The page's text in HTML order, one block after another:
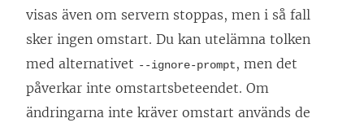
visas även om servern stoppas, men i så fall
sker ingen omstart. Du kan utelämna tolken
med alternativet --ignore-prompt, men det
påverkar inte omstartsbeteendet. Om
ändringarna inte kräver omstart används de